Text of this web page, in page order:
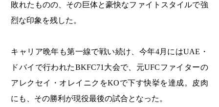
敗れたものの、その巨体と豪快なファイトスタイルで強
烈な印象を残した。
キャリア晩年も第一線で戦い続け、今年4月にはUAE・
ドバイで行われたBKFC71大会で、元UFCファイターの
アレクセイ・オレイニクをKOで下す快挙を達成。皮肉
にも、その勝利が現役最後の試合となった。